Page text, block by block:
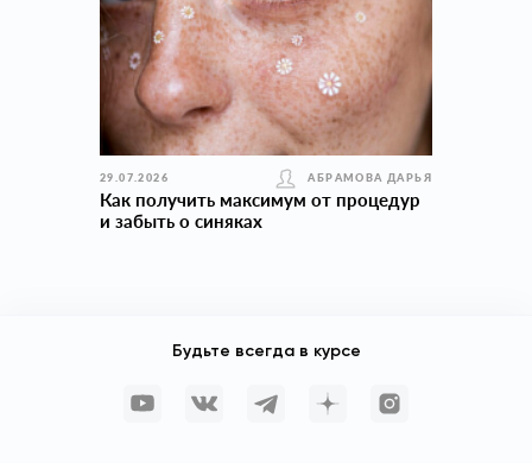
29.07.2026 АБРАМОВА ДАРЬЯ
Как получить максимум от процедур
и забыть о синяках
Будьте всегда в курсе